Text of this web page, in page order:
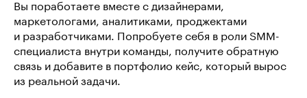
Вы поработаете вместе с дизайнерами,
маркетологами, аналитиками, проджектами
и разработчиками. Попробуете себя в роли SMM-
специалиста внутри команды, получите обратную
связь и добавите в портфолио кейс, который вырос
из реальной задачи.